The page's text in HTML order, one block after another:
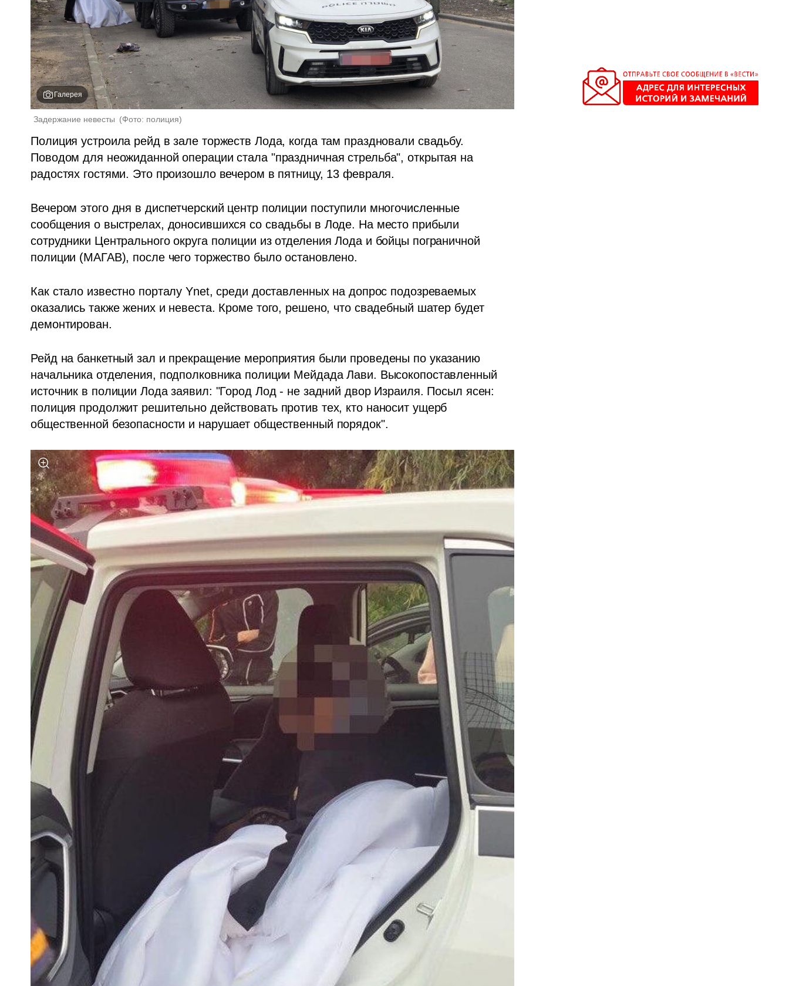
Галерея
Задержание невесты (Фото: полиция)
Полиция устроила рейд в зале торжеств Лода, когда там праздновали свадьбу.
Поводом для неожиданной операции стала "праздничная стрельба", открытая на
радостях гостями. Это произошло вечером в пятницу, 13 февраля.
Вечером этого дня в диспетчерский центр полиции поступили многочисленные
сообщения о выстрелах, доносившихся со свадьбы в Лоде. На место прибыли
сотрудники Центрального округа полиции из отделения Лода и бойцы пограничной
полиции (МАГАВ), после чего торжество было остановлено.
Как стало известно порталу Ynet, среди доставленных на допрос подозреваемых
оказались также жених и невеста. Кроме того, решено, что свадебный шатер будет
демонтирован.
Рейд на банкетный зал и прекращение мероприятия были проведены по указанию
начальника отделения, подполковника полиции Мейдада Лави. Высокопоставленный
источник в полиции Лода заявил: "Город Лод - не задний двор Израиля. Посыл ясен:
полиция продолжит решительно действовать против тех, кто наносит ущерб
общественной безопасности и нарушает общественный порядок".